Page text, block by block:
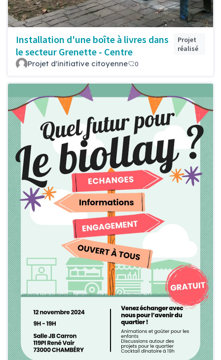
Installation d'une boîte à livres dans
le secteur Grenette - Centre
Projet
réalisé
Projet d'initiative citoyenne 0